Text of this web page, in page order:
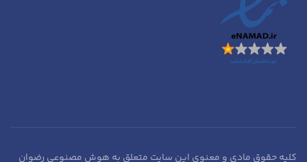
کلیه حقوق مادی و معنوی این سایت متعلق به هوش مصنوعی رضوان